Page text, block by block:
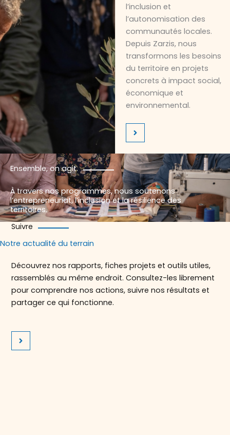
Ensemble, on agit.
À travers nos programmes, nous soutenons
l’entrepreneuriat, l’inclusion et la résilience des
territoires.
l’inclusion et
l’autonomisation des
communautés locales.
Depuis Zarzis, nous
transformons les besoins
du territoire en projets
concrets à impact social,
économique et
environnemental.
Suivre
Notre actualité du terrain
Découvrez nos rapports, fiches projets et outils utiles,
rassemblés au même endroit. Consultez-les librement
pour comprendre nos actions, suivre nos résultats et
partager ce qui fonctionne.